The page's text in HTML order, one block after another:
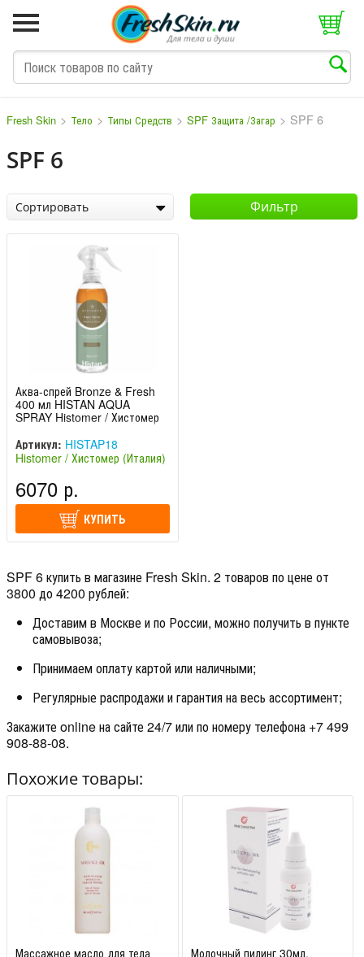
Fresh Skin > Тело > Типы Средств > SPF Защита /Загар > SPF 6
SPF 6
Сортировать Фильтр
Аква-спрей Bronze & Fresh
400 мл HISTAN AQUA
SPRAY Histomer / Хистомер
Артикул: HISTAP18
Histomer / Хистомер (Италия)
6070 р.
КУПИТЬ
SPF 6 купить в магазине Fresh Skin. 2 товаров по цене от
3800 до 4200 рублей:
Доставим в Москве и по России, можно получить в пункте
самовывоза;
Принимаем оплату картой или наличными;
Регулярные распродажи и гарантия на весь ассортимент;
Закажите online на сайте 24/7 или по номеру телефона +7 499
908-88-08.
Похожие товары:
Массажное масло для тела
Молочный пилинг 30мл,
M N O P Q S T V W